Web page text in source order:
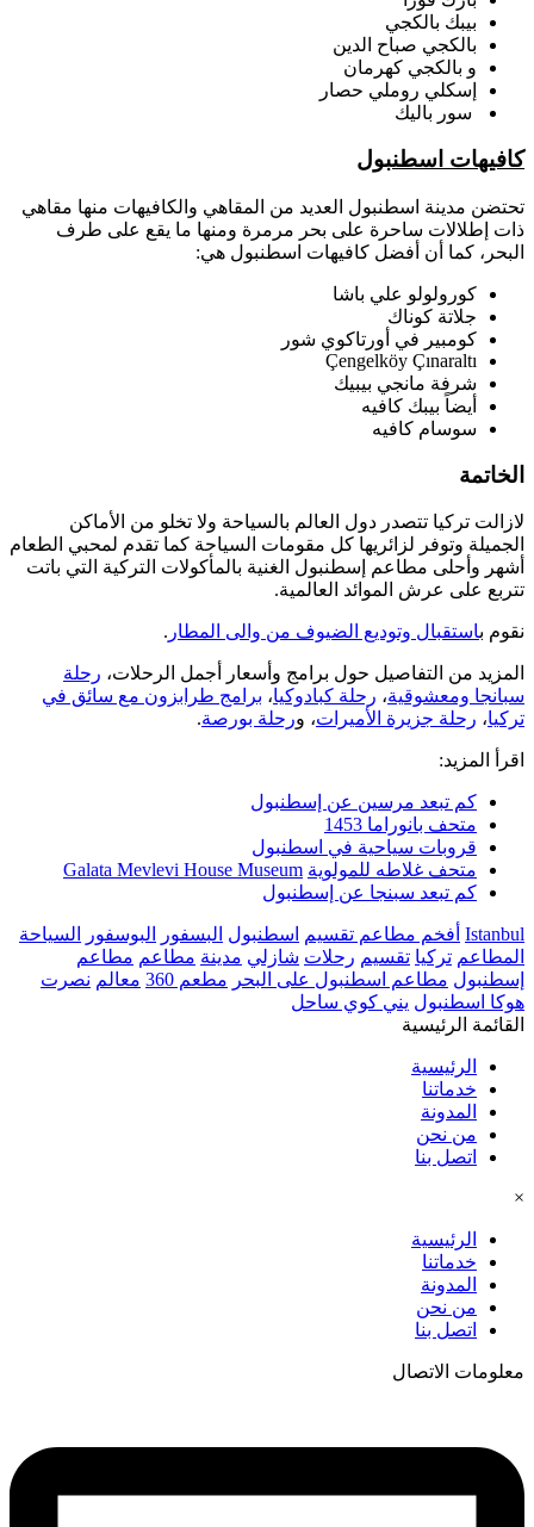
بيبك بالكجي
بالكجي صباح الدين
و بالكجي كهرمان
إسكلي روملي حصار
سور باليك
كافيهات اسطنبول
تحتضن مدينة اسطنبول العديد من المقاهي والكافيهات منها مقاهي
ذات إطلالات ساحرة على بحر مرمرة ومنها ما يقع على طرف
البحر، كما أن أفضل كافيهات اسطنبول هي:
كورولولو علي باشا
جلاتة كوناك
كومبير في أورتاكوي شور
Çengelköy Çınaraltı
شرفة مانجي بيبيك
أيضاً بيبك كافيه
سوسام كافيه
الخاتمة
لازالت تركيا تتصدر دول العالم بالسياحة ولا تخلو من الأماكن
الجميلة وتوفر لزائريها كل مقومات السياحة كما تقدم لمحبي الطعام
أشهر وأحلى مطاعم إسطنبول الغنية بالمأكولات التركية التي باتت
تتربع على عرش الموائد العالمية.
نقوم باستقبال وتوديع الضيوف من والى المطار .
المزيد من التفاصيل حول برامج وأسعار أجمل الرحلات، رحلة
سبانجا ومعشوقية، رحلة كبادوكيا، برامج طرابزون مع سائق في
تركيا، رحلة جزيرة الأميرات، ورحلة بورصة.
اقرأ المزيد:
كم تبعد مرسين عن إسطنبول
متحف بانوراما 1453
قروبات سياحية في اسطنبول
متحف غلاطه للمولوية Galata Mevlevi House Museum
كم تبعد سبنجا عن إسطنبول
Istanbul أفخم مطاعم تقسيم اسطنبول البسفور البوسفور
السياحة
المطاعم تركيا تقسيم رحلات شازلي مدينة مطاعم مطاعم
إسطنبول مطاعم اسطنبول على البحر مطعم 360 معالم نصرت
هوكا اسطنبول يني كوي ساحل
القائمة الرئيسية
الرئيسية
خدماتنا
المدونة
من نحن
اتصل بنا
×
الرئيسية
خدماتنا
المدونة
من نحن
اتصل بنا
معلومات الاتصال